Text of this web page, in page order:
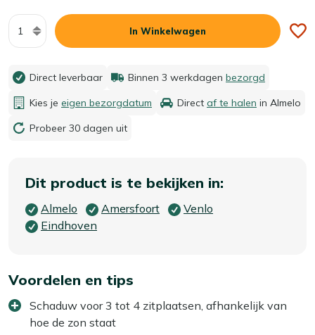
Aantal
In Winkelwagen
Direct leverbaar Binnen 3 werkdagen bezorgd
Kies je eigen bezorgdatum Direct af te halen in Almelo
Probeer 30 dagen uit
Dit product is te bekijken in:
Almelo Amersfoort
Venlo
Eindhoven
Voordelen en tips
Schaduw voor 3 tot 4 zitplaatsen, afhankelijk van
hoe de zon staat